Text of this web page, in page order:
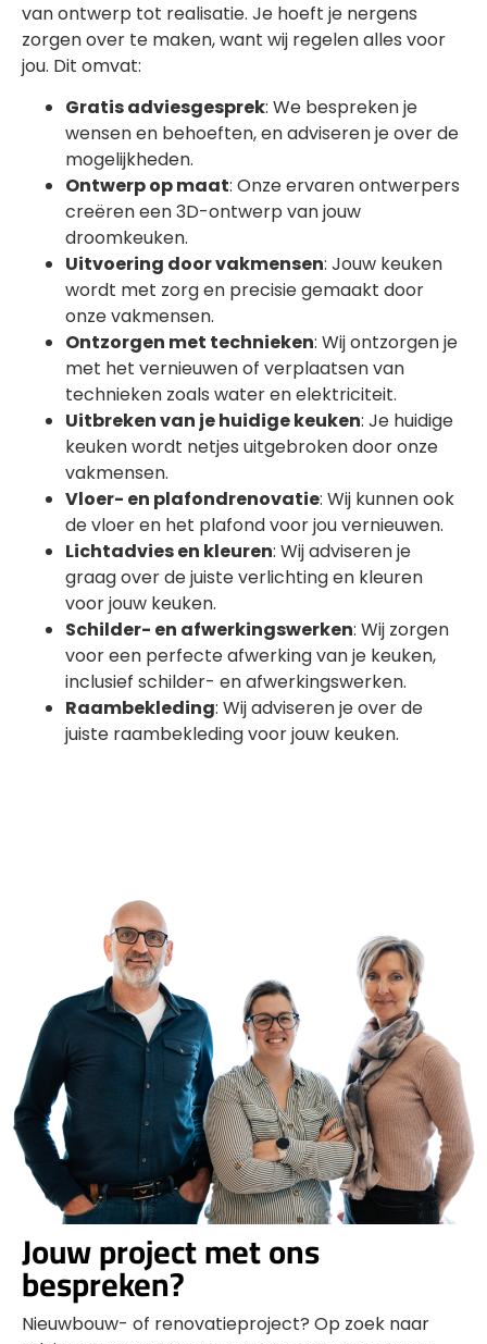
van ontwerp tot realisatie. Je hoeft je nergens
zorgen over te maken, want wij regelen alles voor
jou. Dit omvat:
Gratis adviesgesprek: We bespreken je
wensen en behoeften, en adviseren je over de
mogelijkheden.
Ontwerp op maat: Onze ervaren ontwerpers
creëren een 3D-ontwerp van jouw
droomkeuken.
Uitvoering door vakmensen: Jouw keuken
wordt met zorg en precisie gemaakt door
onze vakmensen.
Ontzorgen met technieken: Wij ontzorgen je
met het vernieuwen of verplaatsen van
technieken zoals water en elektriciteit.
Uitbreken van je huidige keuken: Je huidige
keuken wordt netjes uitgebroken door onze
vakmensen.
Vloer- en plafondrenovatie: Wij kunnen ook
de vloer en het plafond voor jou vernieuwen.
Lichtadvies en kleuren: Wij adviseren je
graag over de juiste verlichting en kleuren
voor jouw keuken.
Schilder- en afwerkingswerken: Wij zorgen
voor een perfecte afwerking van je keuken,
inclusief schilder- en afwerkingswerken.
Raambekleding: Wij adviseren je over de
juiste raambekleding voor jouw keuken.
Jouw project met ons
bespreken?
Nieuwbouw- of renovatieproject? Op zoek naar